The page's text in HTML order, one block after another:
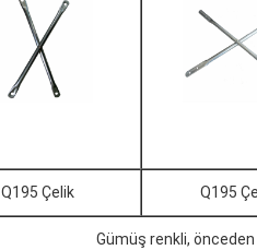
Q195 Çelik Q195
Gümüş renkli,